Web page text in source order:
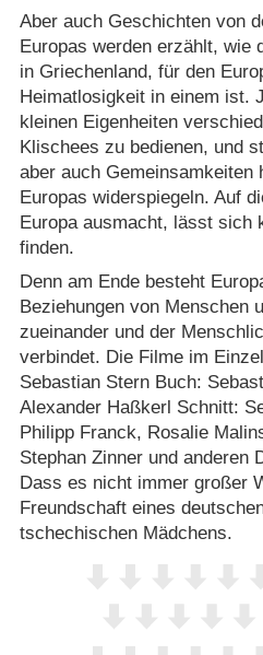
Aber auch Geschichten von
Europas werden erzählt, wie
in Griechenland, für den
Heimatlosigkeit in einem ist.
kleinen Eigenheiten
Klischees zu bedienen, und
aber auch Gemeinsamkeiten
Europas widerspiegeln. Auf
Europa ausmacht, lässt sich
finden.
Denn am Ende besteht
Beziehungen von Menschen
zueinander und der
verbindet. Die Filme im
Sebastian Stern Buch:
Alexander Haßkerl Schnitt:
Philipp Franck, Rosalie
Stephan Zinner und anderen
Dass es nicht immer großer
Freundschaft eines
tschechischen Mädchens.